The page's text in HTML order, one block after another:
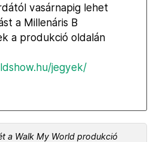
vasárnapig lehet
a Millenáris B
a produkció oldalán
jegyek/
a Walk My World produkció